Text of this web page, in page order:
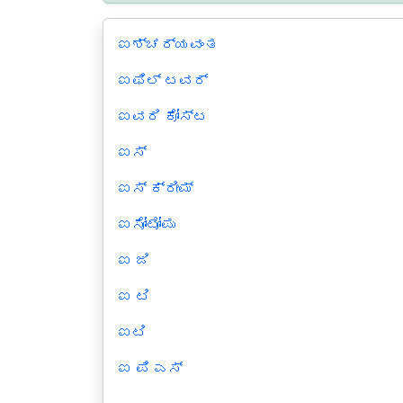
ಐಶ್ಚರ್ಯವಂತ
ಐಫಿಲ್ ಟವರ್
ಐವರಿ ಕೋಸ್ಟ
ಐಸ್
ಐಸ್ ಕ್ರೀಮ್
ಐಸೋಟೋಪು
ಐ ಜಿ
ಐ ಟಿ
ಐಟಿ
ಐ ಪಿ ಎಸ್